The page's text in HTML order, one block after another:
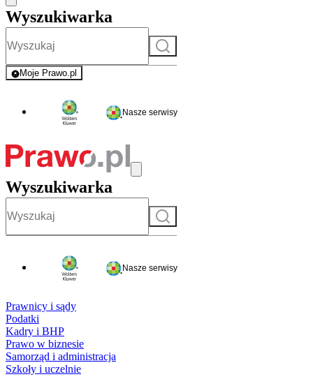
Wyszukiwarka
Szukaj
Moje Prawo.pl
- rejestracja i logowanie do serwisu
Nasze serwisy
Wyszukiwarka
Szukaj
Nasze serwisy
Prawnicy i sądy
Podatki
Kadry i BHP
Prawo w biznesie
Samorząd i administracja
Szkoły i uczelnie